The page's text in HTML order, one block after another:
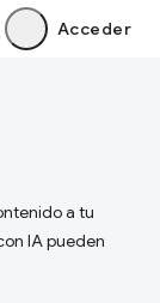
Acceder
a tu
IA pueden